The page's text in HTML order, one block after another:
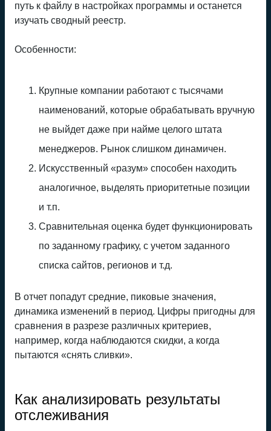
путь к файлу в настройках программы и останется
изучать сводный реестр.
Особенности:
Крупные компании работают с тысячами
наименований, которые обрабатывать вручную
не выйдет даже при найме целого штата
менеджеров. Рынок слишком динамичен.
Искусственный «разум» способен находить
аналогичное, выделять приоритетные позиции
и т.п.
Сравнительная оценка будет функционировать
по заданному графику, с учетом заданного
списка сайтов, регионов и т.д.
В отчет попадут средние, пиковые значения,
динамика изменений в период. Цифры пригодны для
сравнения в разрезе различных критериев,
например, когда наблюдаются скидки, а когда
пытаются «снять сливки».
Как анализировать результаты
отслеживания